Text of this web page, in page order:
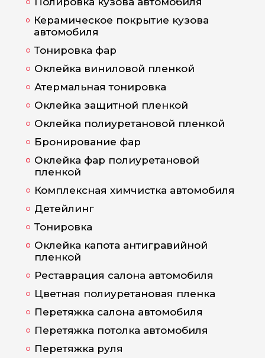
Керамическое покрытие кузова
автомобиля
Тонировка фар
Оклейка виниловой пленкой
Атермальная тонировка
Оклейка защитной пленкой
Оклейка полиуретановой пленкой
Бронирование фар
Оклейка фар полиуретановой
пленкой
Комплексная химчистка автомобиля
Детейлинг
Тонировка
Оклейка капота антигравийной
пленкой
Реставрация салона автомобиля
Цветная полиуретановая пленка
Перетяжка салона автомобиля
Перетяжка потолка автомобиля
Перетяжка руля